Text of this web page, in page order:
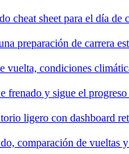
cheat sheet para el día de
preparación de carrera
condiciones
y sigue el
ligero con dashboard
comparación de vueltas